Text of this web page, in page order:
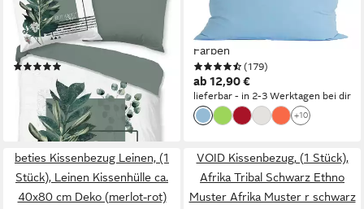
Boho, Microfaser, 2 teilig,
Mikrofaser, Pflegeleicht,
Weich, Reißverschluss,
Wendeoptik, Boho
(1)
ab 27,95 €
lieferbar - in 6-8 Werktagen bei dir
100% Baumwolle in
verschiedenen Größen und
Farben
(179)
ab 12,90 €
lieferbar - in 2-3 Werktagen bei dir
+10
beties Kissenbezug Leinen, (1
Stück), Leinen Kissenhülle ca.
40x80 cm Deko (merlot-rot)
VOID Kissenbezug, (1 Stück),
Afrika Tribal Schwarz Ethno
Muster Afrika Muster r schwarz